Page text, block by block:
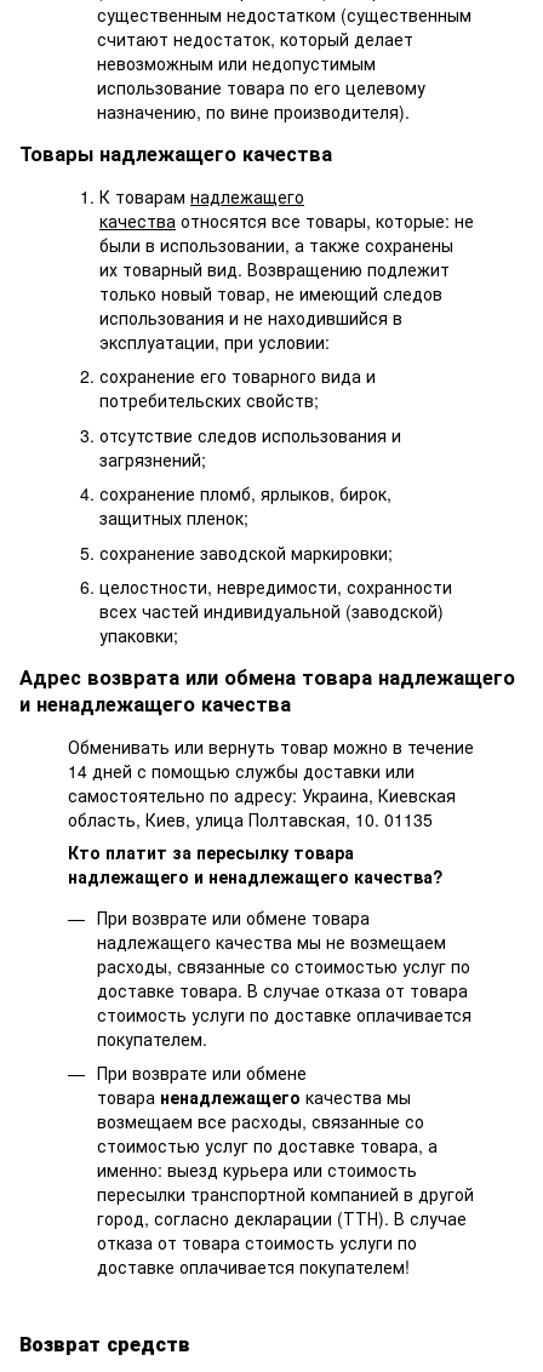
существенным недостатком (существенным
считают недостаток, который делает
невозможным или недопустимым
использование товара по его целевому
назначению, по вине производителя).
Товары надлежащего качества
К товарам надлежащего
качества относятся все товары, которые: не
были в использовании, а также сохранены
их товарный вид. Возвращению подлежит
только новый товар, не имеющий следов
использования и не находившийся в
эксплуатации, при условии:
сохранение его товарного вида и
потребительских свойств;
отсутствие следов использования и
загрязнений;
сохранение пломб, ярлыков, бирок,
защитных пленок;
сохранение заводской маркировки;
целостности, невредимости, сохранности
всех частей индивидуальной (заводской)
упаковки;
Адрес возврата или обмена товара надлежащего
и ненадлежащего качества
Обменивать или вернуть товар можно в течение
14 дней с помощью службы доставки или
самостоятельно по адресу: Украина, Киевская
область, Киев, улица Полтавская, 10. 01135
Кто платит за пересылку товара
надлежащего и ненадлежащего качества?
При возврате или обмене товара
надлежащего качества мы не возмещаем
расходы, связанные со стоимостью услуг по
доставке товара. В случае отказа от товара
стоимость услуги по доставке оплачивается
покупателем.
При возврате или обмене
товара ненадлежащего качества мы
возмещаем все расходы, связанные со
стоимостью услуг по доставке товара, а
именно: выезд курьера или стоимость
пересылки транспортной компанией в другой
город, согласно декларации (ТТН). В случае
отказа от товара стоимость услуги по
доставке оплачивается покупателем!
Возврат средств